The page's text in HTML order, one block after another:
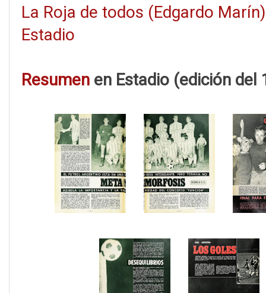
La Roja de todos (Edgardo Marín)
Estadio
Resumen en Estadio (edición